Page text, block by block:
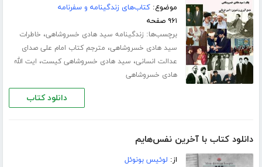
موضوع:کتاب‌های زندگینامه و سفرنامه
۹۶۱ صفحه
برچسب‌ها: زندگینامه سید هادی خسروشاهی، خاطرات
سید هادی خسروشاهی، مترجم کتاب امام علی صدای
عدالت انسانی، سید هادی خسروشاهی کیست، ایت الله
هادی خسروشاهی
دانلود کتاب
دانلود کتاب با آخرین نفس‌هایم
از: لوئیس بونوئل